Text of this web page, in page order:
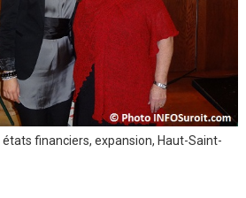
états financiers, expansion, Haut-Saint-